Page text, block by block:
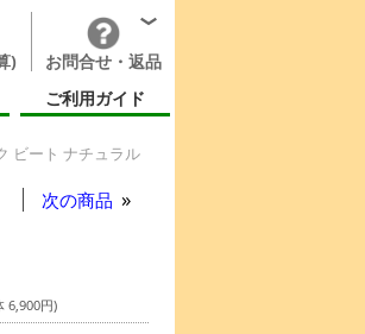
)
お問合せ・返品
ご利用ガイド
ビート ナチュラル
次の商品
6,900円)